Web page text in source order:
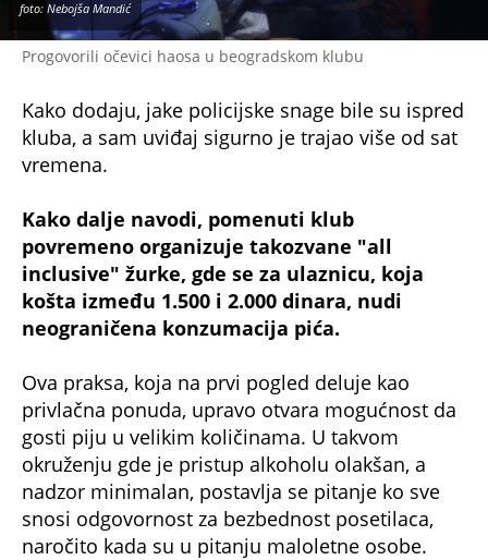
Progovorili očevici haosa u beogradskom klubu
foto: Nebojša Mandić
Kako dodaju, jake policijske snage bile su ispred
kluba, a sam uviđaj sigurno je trajao više od sat
vremena.
Kako dalje navodi, pomenuti klub
povremeno organizuje takozvane "all
inclusive" žurke, gde se za ulaznicu, koja
košta između 1.500 i 2.000 dinara, nudi
neograničena konzumacija pića.
Ova praksa, koja na prvi pogled deluje kao
privlačna ponuda, upravo otvara mogućnost da
gosti piju u velikim količinama. U takvom
okruženju gde je pristup alkoholu olakšan, a
nadzor minimalan, postavlja se pitanje ko sve
snosi odgovornost za bezbednost posetilaca,
naročito kada su u pitanju maloletne osobe.